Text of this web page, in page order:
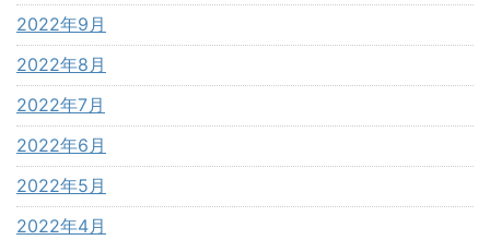
2022年9月
2022年8月
2022年7月
2022年6月
2022年5月
2022年4月